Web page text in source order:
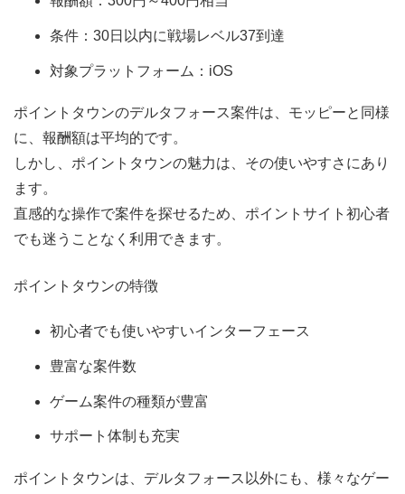
条件：30日以内に戦場レベル37到達
対象プラットフォーム：iOS
ポイントタウンのデルタフォース案件は、モッピーと同様
に、報酬額は平均的です。
しかし、ポイントタウンの魅力は、その使いやすさにあり
ます。
直感的な操作で案件を探せるため、ポイントサイト初心者
でも迷うことなく利用できます。
ポイントタウンの特徴
初心者でも使いやすいインターフェース
豊富な案件数
ゲーム案件の種類が豊富
サポート体制も充実
ポイントタウンは、デルタフォース以外にも、様々なゲー